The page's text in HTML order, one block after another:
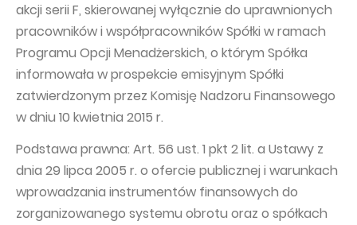
akcji serii F, skierowanej wyłącznie do uprawnionych
pracowników i współpracowników Spółki w ramach
Programu Opcji Menadżerskich, o którym Spółka
informowała w prospekcie emisyjnym Spółki
zatwierdzonym przez Komisję Nadzoru Finansowego
w dniu 10 kwietnia 2015 r.
Podstawa prawna: Art. 56 ust. 1 pkt 2 lit. a Ustawy z
dnia 29 lipca 2005 r. o ofercie publicznej i warunkach
wprowadzania instrumentów finansowych do
zorganizowanego systemu obrotu oraz o spółkach